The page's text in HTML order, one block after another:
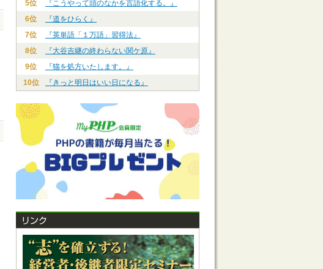
5位
『こうやって頭のなかを言語化する。』
6位
『道をひらく』
7位
『英単語「１万語」習得法』
8位
『大谷吉継の終わらない関ケ原』
9位
『猫を処方いたします。』
10位
『きっと明日はいい日になる』